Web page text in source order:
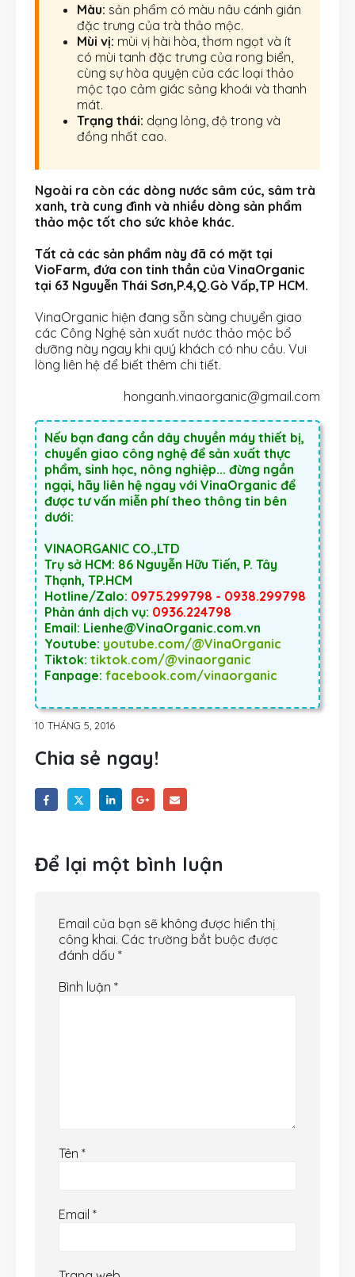
Màu: sản phẩm có màu nâu cánh gián
đặc trưng của trà thảo mộc.
Mùi vị: mùi vị hài hòa, thơm ngọt và ít
có mùi tanh đặc trưng của rong biển,
cùng sự hòa quyện của các loại thảo
mộc tạo cảm giác sảng khoái và thanh
mát.
Trạng thái: dạng lỏng, độ trong và
đồng nhất cao.
Ngoài ra còn các dòng nước sâm cúc, sâm trà
xanh, trà cung đình và nhiều dòng sản phẩm
thảo mộc tốt cho sức khỏe khác.
Tất cả các sản phẩm này đã có mặt tại
VioFarm, đứa con tinh thần của VinaOrganic
tại 63 Nguyễn Thái Sơn,P.4,Q.Gò Vấp,TP HCM.
VinaOrganic hiện đang sẵn sàng chuyển giao
các Công Nghệ sản xuất nước thảo mộc bổ
dưỡng này ngay khi quý khách có nhu cầu. Vui
lòng liên hệ để biết thêm chi tiết.
honganh.vinaorganic@gmail.com
Nếu bạn đang cần dây chuyền máy thiết bị,
chuyển giao công nghệ để sản xuất thực
phẩm, sinh học, nông nghiệp... đừng ngần
ngại, hãy liên hệ ngay với VinaOrganic để
được tư vấn miễn phí theo thông tin bên
dưới:
VINAORGANIC CO.,LTD
Trụ sở HCM: 86 Nguyễn Hữu Tiến, P. Tây
Thạnh, TP.HCM
Hotline/Zalo: 0975.299798 - 0938.299798
Phản ánh dịch vụ: 0936.224798
Email: Lienhe@VinaOrganic.com.vn
Youtube: youtube.com/@VinaOrganic
Tiktok: tiktok.com/@vinaorganic
Fanpage: facebook.com/vinaorganic
10 THÁNG 5, 2016
Chia sẻ ngay!
Để lại một bình luận
Email của bạn sẽ không được hiển thị
công khai. Các trường bắt buộc được
đánh dấu *
Bình luận *
Tên *
Email *